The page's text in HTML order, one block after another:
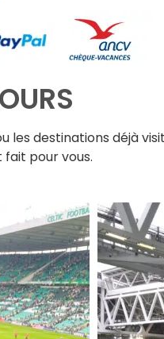
destinations déjà
pour vous.